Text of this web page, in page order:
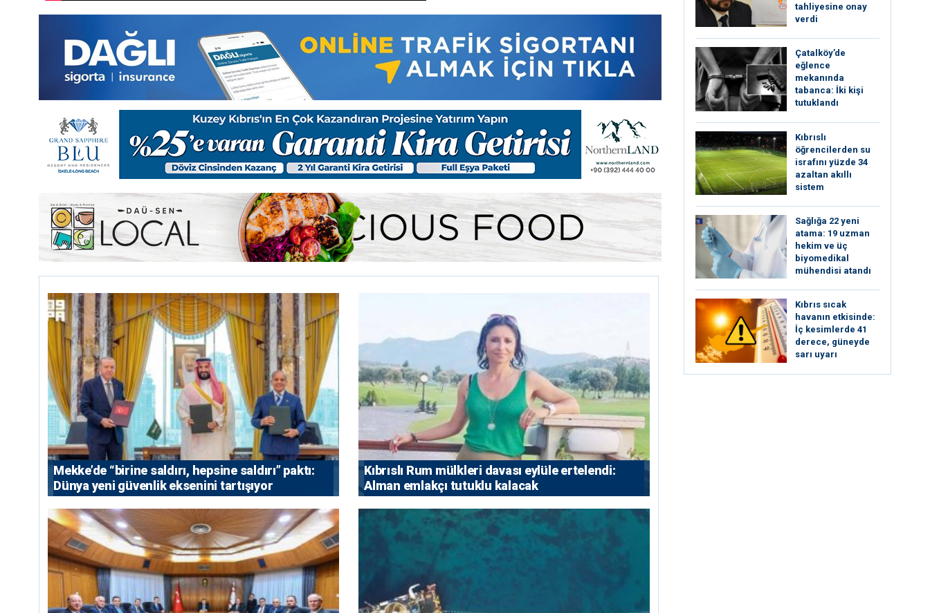
Mekke’de “birine saldırı, hepsine saldırı” paktı:
Dünya yeni güvenlik eksenini tartışıyor
Kıbrıslı Rum mülkleri davası eylüle ertelendi:
Alman emlakçı tutuklu kalacak
tahliyesine onay
verdi
Çatalköy’de
eğlence
mekanında
tabanca: İki kişi
tutuklandı
Kıbrıslı
öğrencilerden su
israfını yüzde 34
azaltan akıllı
sistem
Sağlığa 22 yeni
atama: 19 uzman
hekim ve üç
biyomedikal
mühendisi atandı
Kıbrıs sıcak
havanın etkisinde:
İç kesimlerde 41
derece, güneyde
sarı uyarı